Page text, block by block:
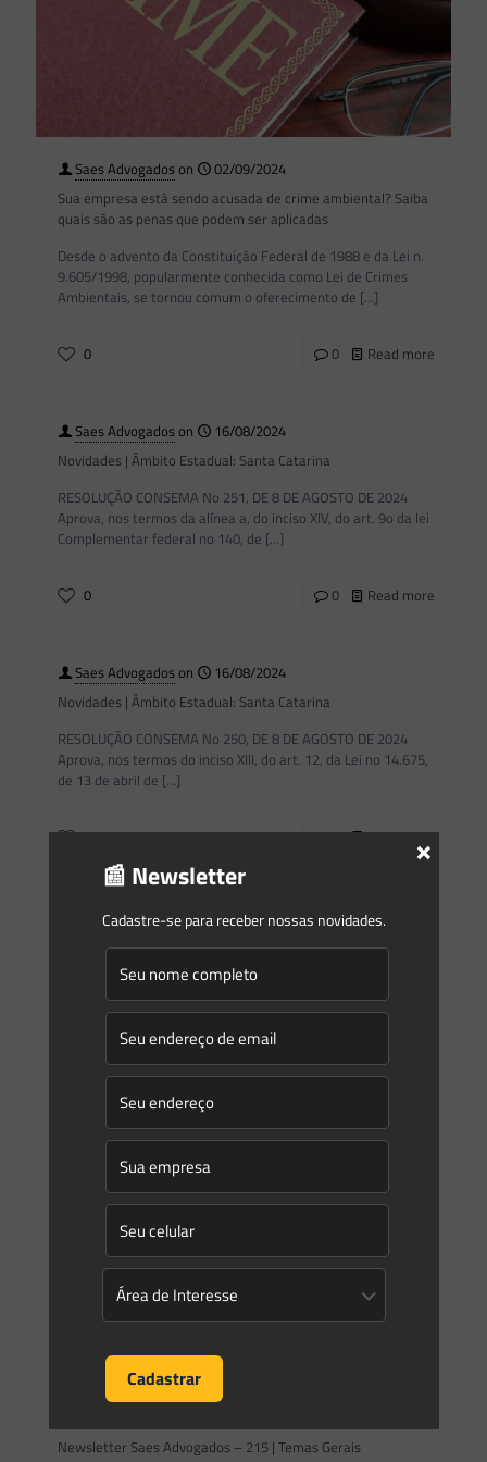
Saes Advogadoson
02/09/2024
Sua empresa está sendo acusada de crime ambiental? Saiba
quais são as penas que podem ser aplicadas
Desde o advento da Constituição Federal de 1988 e da Lei n.
9.605/1998, popularmente conhecida como Lei de Crimes
Ambientais, se tornou comum o oferecimento de […]
0 0 Read more
Saes Advogadoson
16/08/2024
Novidades | Âmbito Estadual: Santa Catarina
RESOLUÇÃO CONSEMA No 251, DE 8 DE AGOSTO DE 2024
Aprova, nos termos da alínea a, do inciso XIV, do art. 9o da lei
Complementar federal no 140, de […]
0 0 Read more
Saes Advogadoson
16/08/2024
Novidades | Âmbito Estadual: Santa Catarina
RESOLUÇÃO CONSEMA No 250, DE 8 DE AGOSTO DE 2024
Aprova, nos termos do inciso XIII, do art. 12, da Lei no 14.675,
de 13 de abril de […]
0 0 Read more
Saes Advogados on
16/08/2024
Novidades | Âmbito Estadual: Mato Grosso
PORTARIA SEMA/MT No973, DE 2 DE AGOSTO DE 2024
Estabelece o prazo para apresentação do projeto de
[…]
Saes Advogadoson
Novidades | Âmbito Estadual: Maranhão
LEI No 12.373, DE 6 DE AGOSTO DE 2024 Estabelece as
diretrizes para a instituição da Política Estadual de Incentivo
às Práticas de ESG (Ambiental, Social e
Newsletter Saes Advogados – 215 | Temas Gerais
📰 Newsletter
Cadastre-se para receber nossas novidades.
×